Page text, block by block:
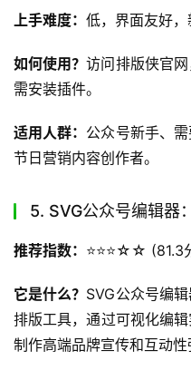
上手难度： 低，界面友好
如何使用？访问排版侠官
需安装插件。
适用人群： 公众号新手、需
节日营销内容创作者。
5. SVG公众号编辑器
推荐指数： ⭐️⭐️⭐️☆☆ (81.3
它是什么？ SVG公众号编
排版工具，通过可视化编
制作高端品牌宣传和互动性